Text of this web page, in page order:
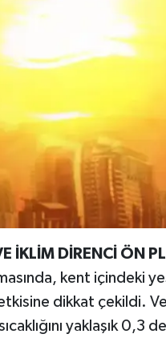
İKLİM DİRENCİ ÖN
kent içindeki
dikkat çekildi.
yaklaşık 0,3